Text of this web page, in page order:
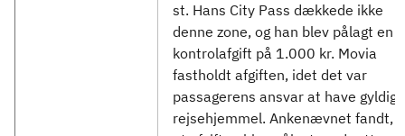
st. Hans City Pass dækkede ikke
denne zone, og han blev pålagt en
kontrolafgift på 1.000 kr. Movia
fastholdt afgiften, idet det var
passagerens ansvar at have gyldig
rejsehjemmel. Ankenævnet fandt,